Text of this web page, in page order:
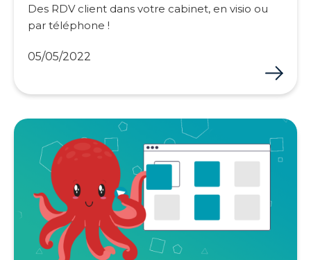
Des RDV client dans votre cabinet, en visio ou
par téléphone !
05/05/2022